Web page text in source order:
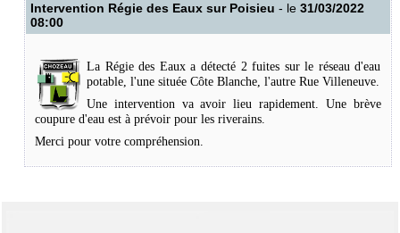
Intervention Régie des Eaux sur Poisieu - le 31/03/2022
08:00
La Régie des Eaux a détecté 2 fuites sur le réseau d'eau
potable, l'une située Côte Blanche, l'autre Rue Villeneuve.
Une intervention va avoir lieu rapidement. Une brève
coupure d'eau est à prévoir pour les riverains.
Merci pour votre compréhension.